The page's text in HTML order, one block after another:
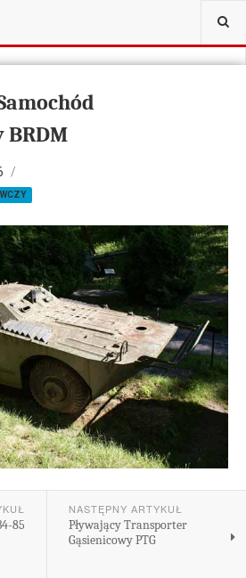
BRDM
85
NASTĘPNY ARTYKUŁ
Pływający Transporter
Gąsienicowy PTG